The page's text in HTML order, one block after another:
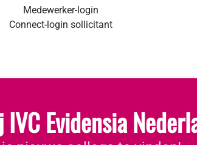
Medewerker-login
Connect-login sollicitant
Evidensia